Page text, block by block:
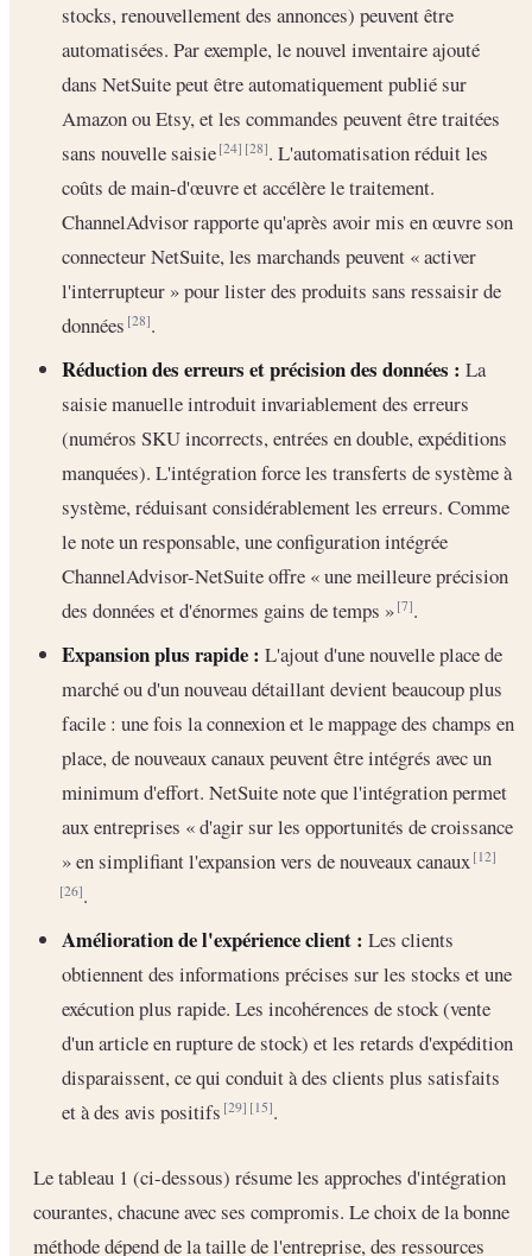
stocks, renouvellement des annonces) peuvent être
automatisées. Par exemple, le nouvel inventaire ajouté
dans NetSuite peut être automatiquement publié sur
Amazon ou Etsy, et les commandes peuvent être traitées
sans nouvelle saisie[24] [28]. L'automatisation réduit les
coûts de main-d'œuvre et accélère le traitement.
ChannelAdvisor rapporte qu'après avoir mis en œuvre son
connecteur NetSuite, les marchands peuvent « activer
l'interrupteur » pour lister des produits sans ressaisir de
données[28].
Réduction des erreurs et précision des données : La
saisie manuelle introduit invariablement des erreurs
(numéros SKU incorrects, entrées en double, expéditions
manquées). L'intégration force les transferts de système à
système, réduisant considérablement les erreurs. Comme
le note un responsable, une configuration intégrée
ChannelAdvisor-NetSuite offre « une meilleure précision
des données et d'énormes gains de temps »[7].
Expansion plus rapide : L'ajout d'une nouvelle place de
marché ou d'un nouveau détaillant devient beaucoup plus
facile : une fois la connexion et le mappage des champs en
place, de nouveaux canaux peuvent être intégrés avec un
minimum d'effort. NetSuite note que l'intégration permet
aux entreprises « d'agir sur les opportunités de croissance
» en simplifiant l'expansion vers de nouveaux canaux[12]
[26].
Amélioration de l'expérience client : Les clients
obtiennent des informations précises sur les stocks et une
exécution plus rapide. Les incohérences de stock (vente
d'un article en rupture de stock) et les retards d'expédition
disparaissent, ce qui conduit à des clients plus satisfaits
et à des avis positifs[29] [15].
Le tableau 1 (ci-dessous) résume les approches d'intégration
courantes, chacune avec ses compromis. Le choix de la bonne
méthode dépend de la taille de l'entreprise, des ressources